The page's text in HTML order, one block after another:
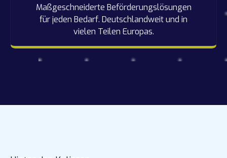
Maßgeschneiderte Beförderungslösungen
für jeden Bedarf. Deutschlandweit und in
vielen Teilen Europas.